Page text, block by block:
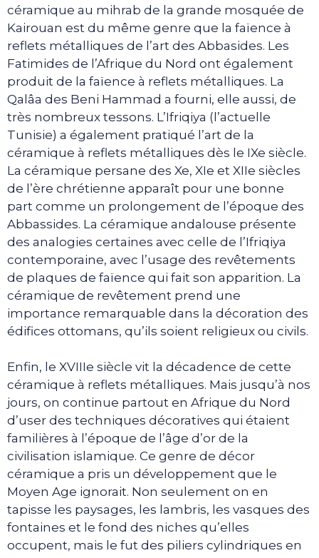
céramique au mihrab de la grande mosquée de
Kairouan est du même genre que la faïence à
reflets métalliques de l’art des Abbasides. Les
Fatimides de l’Afrique du Nord ont également
produit de la faïence à reflets métalliques. La
Qalâa des Beni Hammad a fourni, elle aussi, de
très nombreux tessons. L’Ifriqiya (l’actuelle
Tunisie) a également pratiqué l’art de la
céramique à reflets métalliques dès le IXe siècle.
La céramique persane des Xe, XIe et XIIe siècles
de l’ère chrétienne apparaît pour une bonne
part comme un prolongement de l’époque des
Abbassides. La céramique andalouse présente
des analogies certaines avec celle de l’Ifriqiya
contemporaine, avec l’usage des revêtements
de plaques de faïence qui fait son apparition. La
céramique de revêtement prend une
importance remarquable dans la décoration des
édifices ottomans, qu’ils soient religieux ou civils.
Enfin, le XVIIIe siècle vit la décadence de cette
céramique à reflets métalliques. Mais jusqu’à nos
jours, on continue partout en Afrique du Nord
d’user des techniques décoratives qui étaient
familières à l’époque de l’âge d’or de la
civilisation islamique. Ce genre de décor
céramique a pris un développement que le
Moyen Age ignorait. Non seulement on en
tapisse les paysages, les lambris, les vasques des
fontaines et le fond des niches qu’elles
occupent, mais le fut des piliers cylindriques en